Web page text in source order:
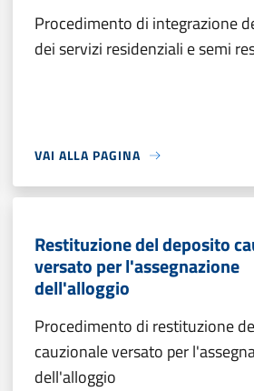
Procedimento di integrazione
dei servizi residenziali e semi
VAI ALLA PAGINA
Restituzione del deposito
versato per l'assegnazione
dell'alloggio
Procedimento di restituzione
cauzionale versato per
dell'alloggio